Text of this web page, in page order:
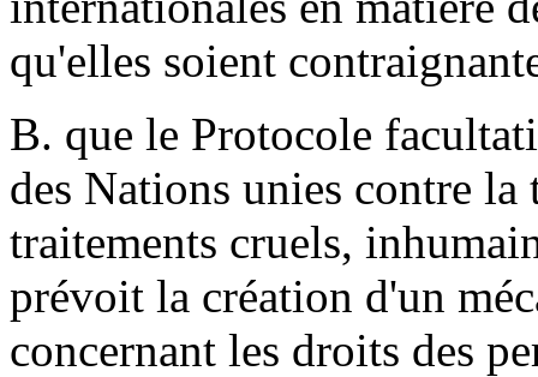
qu'elles soient
B. que le Protocole
des Nations unies contre la
traitements cruels,
prévoit la création d'un
concernant les droits des